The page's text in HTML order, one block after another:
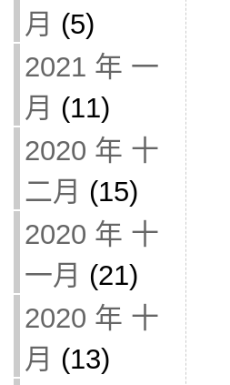
月 (5)
2021 年 一
月 (11)
2020 年 十
二月 (15)
2020 年 十
一月 (21)
2020 年 十
月 (13)